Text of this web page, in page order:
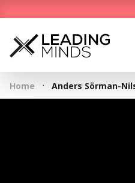
Home · Anders Sörman-